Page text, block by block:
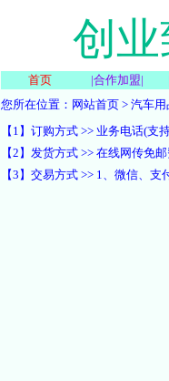
创
首页 |合作加盟|
您所在位置： 网站首页 > 汽车用
【1】订购方式 >> 业务电话(支
【2】发货方式 >> 在线网传免
【3】交易方式 >> 1、微信、